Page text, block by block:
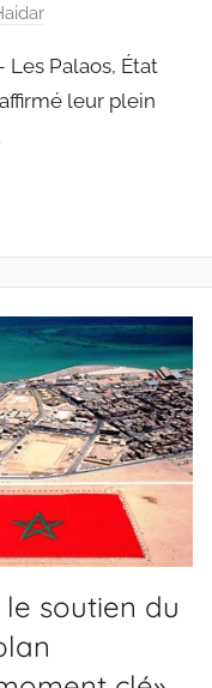
Les Palaos, État
leur plein
soutien du